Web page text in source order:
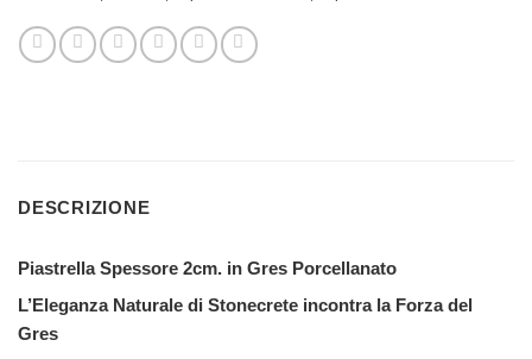
DESCRIZIONE
Piastrella Spessore 2cm. in Gres Porcellanato
L’Eleganza Naturale di Stonecrete incontra la Forza del
Gres